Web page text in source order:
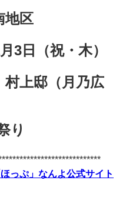
地区
3日（祝・木）
上邸（月乃広
り
っぷ」なんよ公式サイト